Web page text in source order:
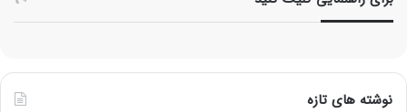
نوشته های تازه